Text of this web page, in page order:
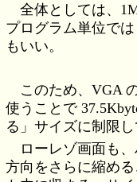
全体としては、
プログラム単位で
もいい。
このため、VGA
使うことで
る」サイズに制限し
ローレゾ画面も
方向をさらに縮め